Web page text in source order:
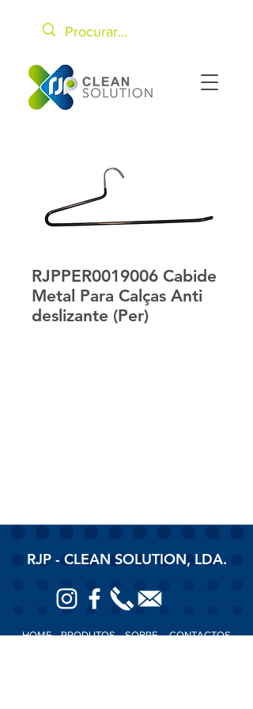
RJPPER0019006 Cabide
Metal Para Calças Anti
deslizante (Per)
RJP - CLEAN SOLUTION, LDA.
HOMEPRODUTOSSOBRE CONTACTOS